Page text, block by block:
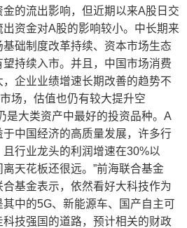
的流出影响，但近期以来A股日交
资金对A股的影响较小。中长期来
础制度改革持续、资本市场生态
持续入市。并且，中国市场消费
企业业绩增速长期改善的趋势不
场，估值也仍有较大提升空
大类资产中最好的投资品种。A
中国经济的高质量发展，许多行
行业龙头的利润增速在30%以
离天花板还很远。”前海联合基金
金表示，依然看好大科技作为
中的5G、新能源车、国产自主可
技强国的道路，预计相关的财政